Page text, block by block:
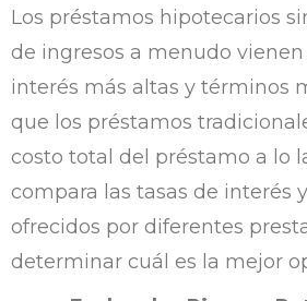
Los préstamos hipotecarios
de ingresos a menudo
interés más altas y términos
que los préstamos
costo total del préstamo a lo
compara las tasas de interés
ofrecidos por diferentes
determinar cuál es la mejor